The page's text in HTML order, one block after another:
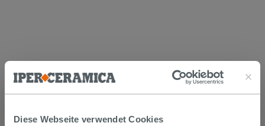
Diese Webseite verwendet Cookies
KUNDEN, DIE DIESEN ARTIKEL
GEKAUFT HABEN, KAUFTEN
AUCH...